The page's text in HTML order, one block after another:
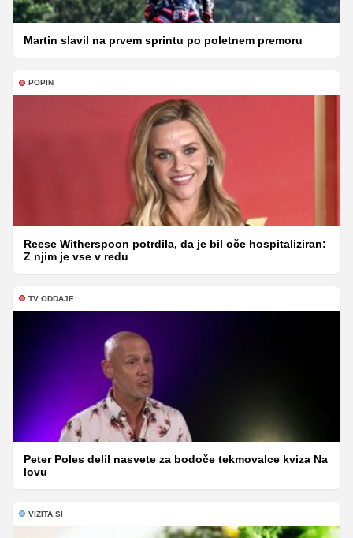
Martin slavil na prvem sprintu po poletnem premoru
POPIN
Reese Witherspoon potrdila, da je bil oče hospitaliziran:
Z njim je vse v redu
TV ODDAJE
Peter Poles delil nasvete za bodoče tekmovalce kviza Na
lovu
VIZITA.SI